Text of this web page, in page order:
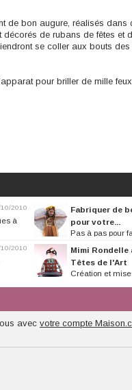
de bon augure, réalisés dans
de rubans de fêtes et
se coller aux bouts
pour briller de mille
2010
à
Fabriquer de
pour votre...
Pas à pas pour
2010
Mimi Rondelle
Têtes de l'Art
Création et
avec votre compte